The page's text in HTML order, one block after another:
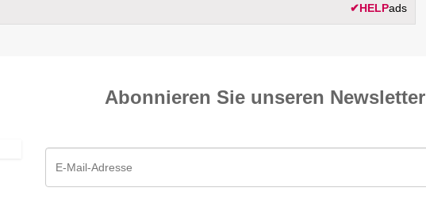
✔HELPads
Abonnieren Sie unseren News­letter